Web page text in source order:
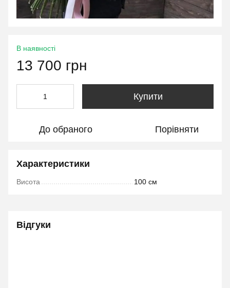
В наявності
13 700 грн
Купити
До обраного Порівняти
Характеристики
Висота 100 см
Відгуки